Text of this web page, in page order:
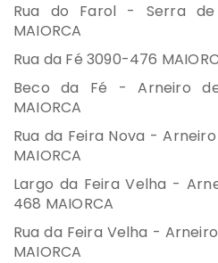
Rua do Farol - Serra
MAIORCA
Rua da Fé 3090-476
Beco da Fé - Arneiro
MAIORCA
Rua da Feira Nova -
MAIORCA
Largo da Feira Velha -
468 MAIORCA
Rua da Feira Velha -
MAIORCA